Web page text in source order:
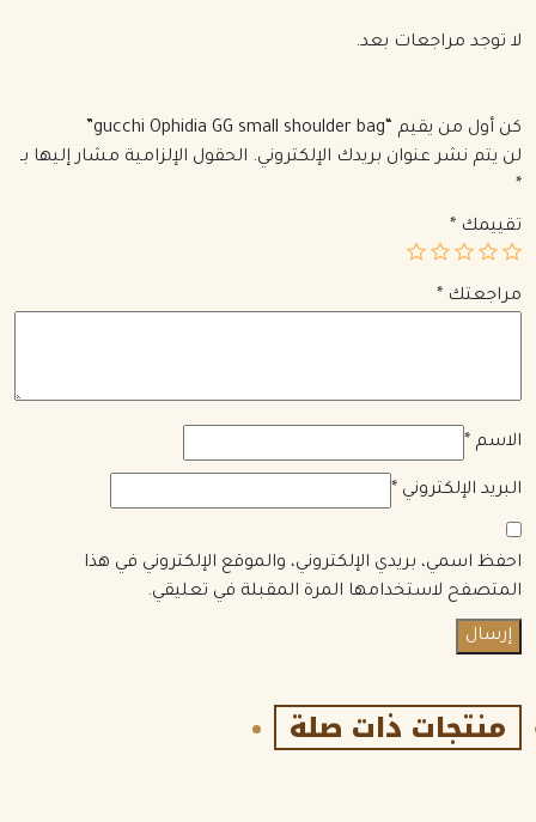
لا توجد مراجعات بعد.
كن أول من يقيم “gucchi Ophidia GG small shoulder bag”
لن يتم نشر عنوان بريدك الإلكتروني. الحقول الإلزامية مشار إليها بـ
*
تقييمك *
مراجعتك *
الاسم *
البريد الإلكتروني *
احفظ اسمي، بريدي الإلكتروني، والموقع الإلكتروني في هذا
المتصفح لاستخدامها المرة المقبلة في تعليقي.
منتجات ذات صلة